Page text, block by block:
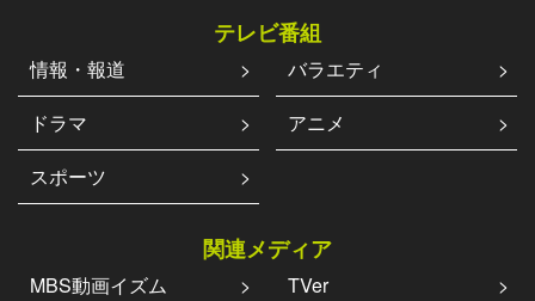
テレビ番組
情報・報道
バラエティ
ドラマ
アニメ
スポーツ
関連メディア
MBS動画イズム TVer